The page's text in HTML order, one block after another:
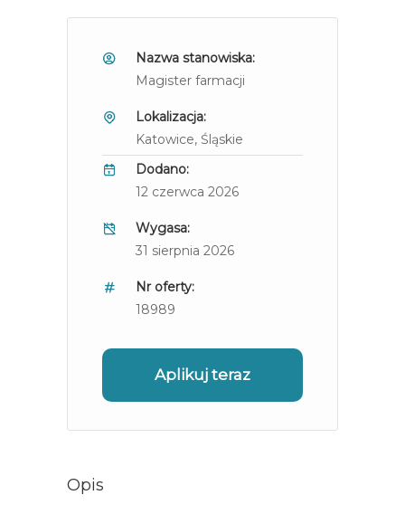
Nazwa stanowiska:
Magister farmacji
Lokalizacja:
Katowice, Śląskie
Dodano:
12 czerwca 2026
Wygasa:
31 sierpnia 2026
Nr oferty:
18989
Aplikuj teraz
Opis